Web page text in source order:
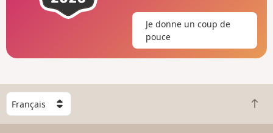
Je donne un coup de
pouce
C
h
o
R
e